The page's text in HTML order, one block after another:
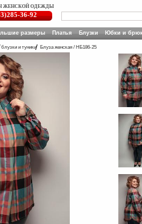
ЖЕНСКОЙ ОДЕЖДЫ
36-92
размеры Платья Блузки Юбки и
блузки и туники Блуза женская / НБ186-25